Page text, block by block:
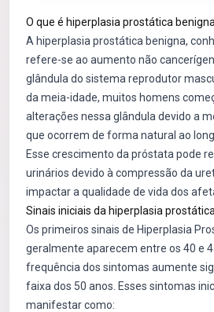
O que é hiperplasia prostática
A hiperplasia prostática benigna,
refere-se ao aumento não
glândula do sistema reprodutor
da meia-idade, muitos homens
alterações nessa glândula devido a
que ocorrem de forma natural ao
Esse crescimento da próstata pode
urinários devido à compressão da
impactar a qualidade de vida dos
Sinais iniciais da hiperplasia prostática
Os primeiros sinais de Hiperplasia
geralmente aparecem entre os 40 e
frequência dos sintomas aumente
faixa dos 50 anos. Esses sintomas
manifestar como: